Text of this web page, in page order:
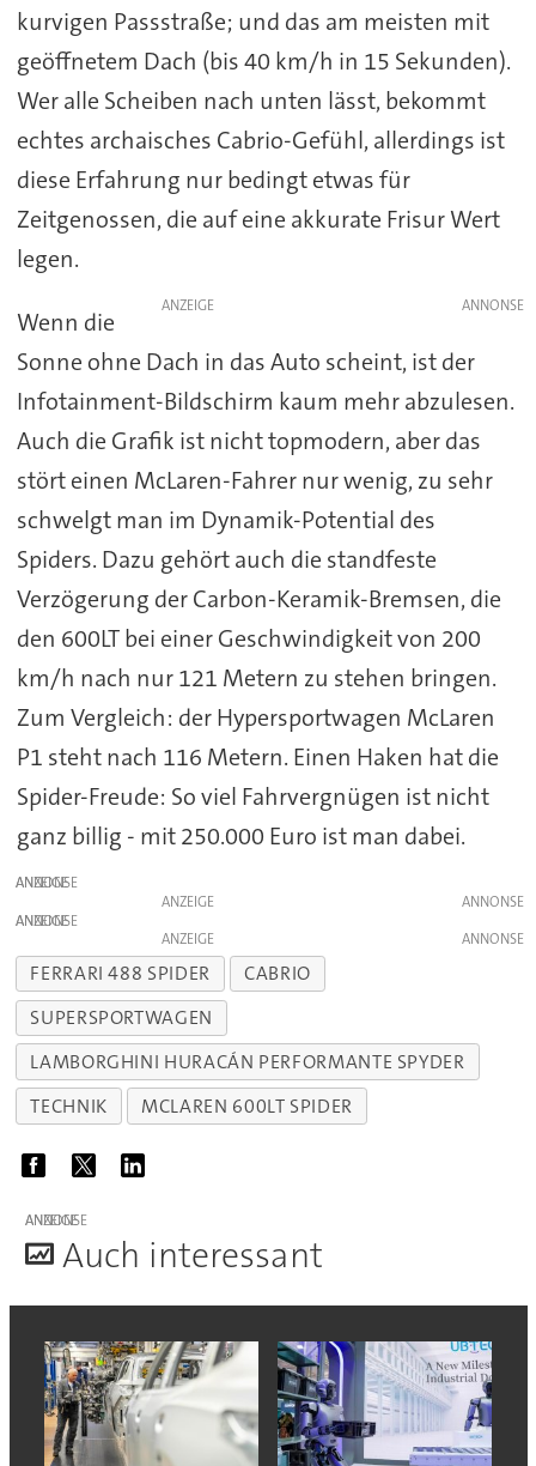
kurvigen Passstraße; und das am meisten mit
geöffnetem Dach (bis 40 km/h in 15 Sekunden).
Wer alle Scheiben nach unten lässt, bekommt
echtes archaisches Cabrio-Gefühl, allerdings ist
diese Erfahrung nur bedingt etwas für
Zeitgenossen, die auf eine akkurate Frisur Wert
legen.
ANZEIGE
Wenn die
Sonne ohne Dach in das Auto scheint, ist der
Infotainment-Bildschirm kaum mehr abzulesen.
Auch die Grafik ist nicht topmodern, aber das
stört einen McLaren-Fahrer nur wenig, zu sehr
schwelgt man im Dynamik-Potential des
Spiders. Dazu gehört auch die standfeste
Verzögerung der Carbon-Keramik-Bremsen, die
den 600LT bei einer Geschwindigkeit von 200
km/h nach nur 121 Metern zu stehen bringen.
Zum Vergleich: der Hypersportwagen McLaren
P1 steht nach 116 Metern. Einen Haken hat die
Spider-Freude: So viel Fahrvergnügen ist nicht
ganz billig - mit 250.000 Euro ist man dabei.
ANZEIGE
ANZEIGE
ANZEIGE
ANZEIGE
FERRARI 488 SPIDER
CABRIO
SUPERSPORTWAGEN
LAMBORGHINI HURACÁN PERFORMANTE SPYDER
TECHNIK
MCLAREN 600LT SPIDER
ANZEIGE
Auch interessant